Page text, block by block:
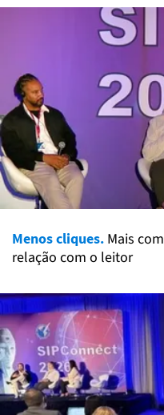
Menos cliques. Mais
relação com o leitor